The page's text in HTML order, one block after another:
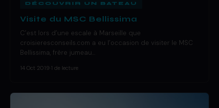
DÉCOUVRIR UN BATEAU
Visite du MSC Bellissima
C’est lors d’une escale à Marseille que
croisieresconseils.com a eu l’occasion de visiter le MSC
Bellissima, frère jumeau…
14 Oct 2019 1 de lecture